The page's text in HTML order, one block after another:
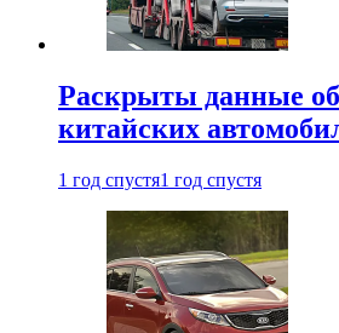
Раскрыты данные
китайских
1 год спустя1 год спустя